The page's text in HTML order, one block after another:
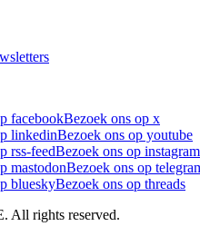
facebookBezoek ons op x
linkedinBezoek ons op youtube
rss-feedBezoek ons op instagram
mastodonBezoek ons op
blueskyBezoek ons op threads
All rights reserved.